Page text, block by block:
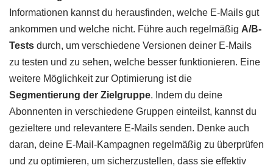
Informationen kannst du herausfinden, welche E-Mails gut
ankommen und welche nicht. Führe auch regelmäßig A/B-
Tests durch, um verschiedene Versionen deiner E-Mails
zu testen und zu sehen, welche besser funktionieren. Eine
weitere Möglichkeit zur Optimierung ist die
Segmentierung der Zielgruppe. Indem du deine
Abonnenten in verschiedene Gruppen einteilst, kannst du
gezieltere und relevantere E-Mails senden. Denke auch
daran, deine E-Mail-Kampagnen regelmäßig zu überprüfen
und zu optimieren, um sicherzustellen, dass sie effektiv